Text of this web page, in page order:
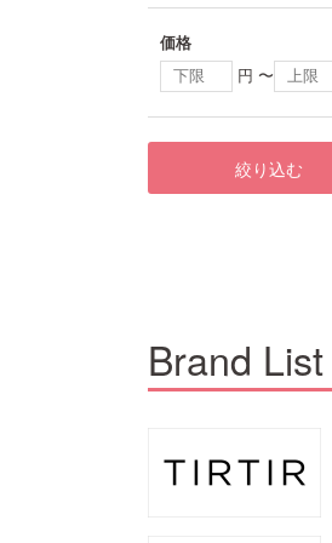
価格
円 〜
絞り込む
Brand List